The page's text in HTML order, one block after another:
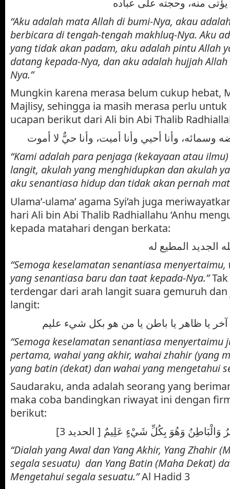
“Aku adalah mata Allah di bumi-Nya, akau
berbicara di tengah-tengah makhluq-Nya. Aku
yang tidak akan padam, aku adalah pintu Allah
datang kepada-Nya, dan aku adalah hujjah
Nya.”
Mungkin karena merasa belum cukup hebat,
Majlisy, sehingga ia masih merasa perlu
ucapan berikut dari Ali bin Abi Thalib
“Kami adalah para penjaga (kekayaan atau
langit, akulah yang menghidupkan dan akulah
aku senantiasa hidup dan tidak akan pernah
Ulama’-ulama’ agama Syi’ah juga
hari Ali bin Abi Thalib Radhiallahu ‘Anhu
kepada matahari dengan berkata:
“Semoga keselamatan senantiasa
yang senantiasa baru dan taat kepada-Nya.”
terdengar dari arah langit suara gemuruh
langit:
آخر يا ظاهر يا باطن يا من هو بكل شيء عليم
“Semoga keselamatan senantiasa menyertaimu
pertama, wahai yang akhir, wahai zhahir (yang
yang batin (dekat) dan wahai yang mengetahui
Saudaraku, anda adalah seorang yang
maka coba bandingkan riwayat ini dengan
berikut:
وَالْبَاطِنُ وَهُوَ بِكُلِّ شَيْءٍ عَلِيمٌ [ الحديد 3
“Dialah yang Awal dan Yang Akhir, Yang Zhahir
segala sesuatu) dan Yang Batin (Maha Dekat)
Mengetahui segala sesuatu.”Al Hadid 3